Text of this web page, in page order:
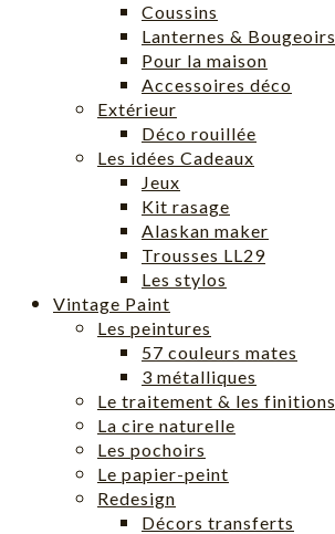
Coussins
Lanternes & Bougeoirs
Pour la maison
Accessoires déco
Extérieur
Déco rouillée
Les idées Cadeaux
Jeux
Kit rasage
Alaskan maker
Trousses LL29
Les stylos
Vintage Paint
Les peintures
57 couleurs mates
3 métalliques
Le traitement & les finitions
La cire naturelle
Les pochoirs
Le papier-peint
Redesign
Décors transferts